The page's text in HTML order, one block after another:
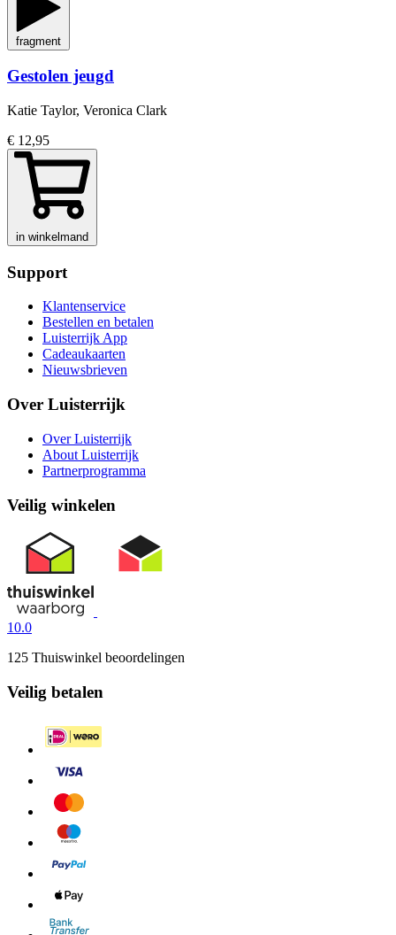
fragment
Gestolen jeugd
Katie Taylor, Veronica Clark
€ 12,95
in winkelmand
Support
Klantenservice
Bestellen en betalen
Luisterrijk App
Cadeaukaarten
Nieuwsbrieven
Over Luisterrijk
Over Luisterrijk
About Luisterrijk
Partnerprogramma
Veilig winkelen
10.0
125 Thuiswinkel beoordelingen
Veilig betalen